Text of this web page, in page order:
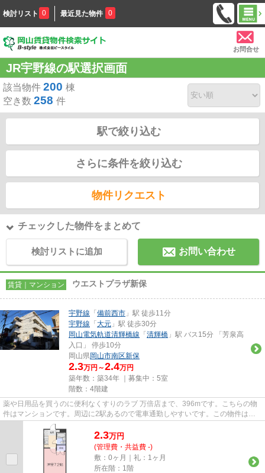
検討リスト 0 最近見た物件 0
お問合せ
JR宇野線の駅選択画面
該当物件 200 棟
空き数 258 件
駅で絞り込む
さらに条件を絞り込む
物件リクエスト
チェックした物件をまとめて
検討リストに追加 お問い合わせ
賃貸｜マンション ウエストプラザ新保
宇野線 「 備前西市 」駅 徒歩11分
宇野線 「 大元 」駅 徒歩30分
岡山電気軌道清輝橋線 「 清輝橋 」駅 バス15分 「芳泉高
入口」 停歩10分
岡山県岡山市南区新保
2.3万円～2.4万円
築年数：築34年 ｜募集中： 5室
階数：4階建
薬や日用品を買うのに便利なくすりのラブ 万倍店まで、396mです。こちらの物
件はマンションです。周辺に2駅あるので電車通勤しやすいです。この物件は駅
まで徒歩11分の立地です。どう...
2.3万円
(管理費・共益費 -)
敷：0ヶ月｜礼：1ヶ月
所在階：1階